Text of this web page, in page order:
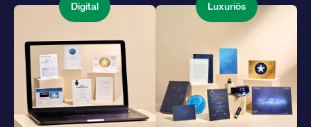
Digital Luxuriös